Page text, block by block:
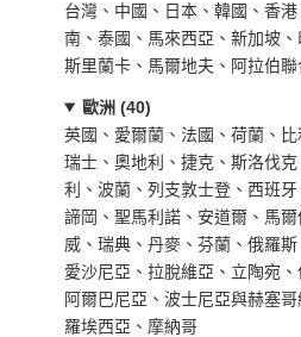
台灣、中國、日本、韓國、香
南、泰國、馬來西亞、新加坡、
斯里蘭卡、馬爾地夫、阿拉伯
歐洲 (40)
英國、愛爾蘭、法國、荷蘭、比
瑞士、奧地利、捷克、斯洛伐
利、波蘭、列支敦士登、西班
諦岡、聖馬利諾、安道爾、馬
威、瑞典、丹麥、芬蘭、俄羅
愛沙尼亞、拉脫維亞、立陶宛
阿爾巴尼亞、波士尼亞與赫塞
羅埃西亞、摩納哥